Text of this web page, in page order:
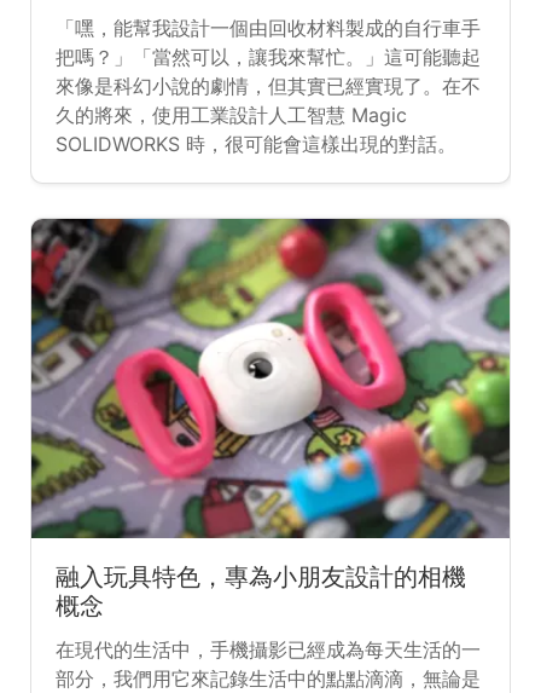
「嘿，能幫我設計一個由回收材料製成的自行車手
把嗎？」「當然可以，讓我來幫忙。」這可能聽起
來像是科幻小說的劇情，但其實已經實現了。在不
久的將來，使用工業設計人工智慧 Magic
SOLIDWORKS 時，很可能會這樣出現的對話。
融入玩具特色，專為小朋友設計的相機
概念
在現代的生活中，手機攝影已經成為每天生活的一
部分，我們用它來記錄生活中的點點滴滴，無論是